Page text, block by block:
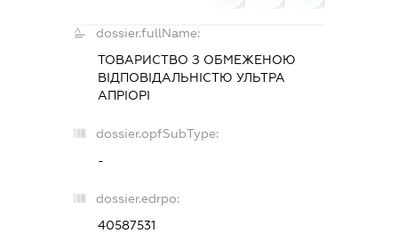
dossier.fullName:
ТОВАРИСТВО З ОБМЕЖЕНОЮ
ВІДПОВІДАЛЬНІСТЮ УЛЬТРА
АПРІОРІ
dossier.opfSubType:
-
dossier.edrpo:
40587531